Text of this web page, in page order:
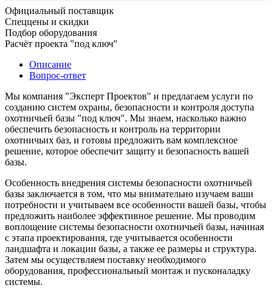
Официальный поставщик
Спеццены и скидки
Подбор оборудования
Расчёт проекта "под ключ"
Описание
Вопрос-ответ
Мы компания "Эксперт Проектов" и предлагаем услуги по
созданию систем охраны, безопасности и контроля доступа
охотничьей базы "под ключ". Мы знаем, насколько важно
обеспечить безопасность и контроль на территории
охотничьих баз, и готовы предложить вам комплексное
решение, которое обеспечит защиту и безопасность вашей
базы.
Особенность внедрения системы безопасности охотничьей
базы заключается в том, что мы внимательно изучаем ваши
потребности и учитываем все особенности вашей базы, чтобы
предложить наиболее эффективное решение. Мы проводим
воплощение системы безопасности охотничьей базы, начиная
с этапа проектирования, где учитывается особенности
ландшафта и локации базы, а также ее размеры и структура.
Затем мы осуществляем поставку необходимого
оборудования, профессиональный монтаж и пусконаладку
системы.